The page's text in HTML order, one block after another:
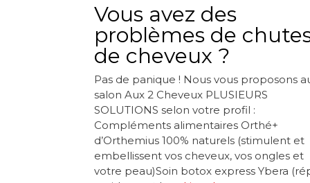
Vous avez des
problèmes de
de cheveux ?
Pas de panique ! Nous vous proposons
salon Aux 2 Cheveux PLUSIEURS
SOLUTIONS selon votre profil :
Compléments alimentaires Orthé+
d’Orthemius 100% naturels (stimulent et
embellissent vos cheveux, vos ongles et
votre peau)Soin botox express Ybera